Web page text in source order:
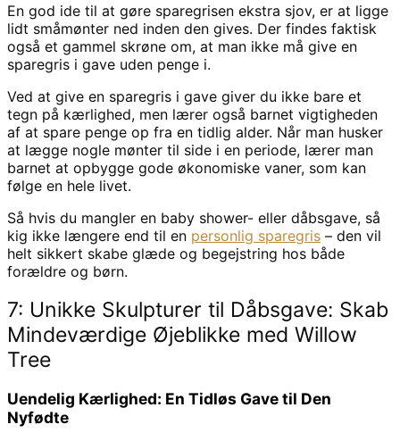
En god ide til at gøre sparegrisen ekstra sjov, er at ligge
lidt småmønter ned inden den gives. Der findes faktisk
også et gammel skrøne om, at man ikke må give en
sparegris i gave uden penge i.
Ved at give en sparegris i gave giver du ikke bare et
tegn på kærlighed, men lærer også barnet vigtigheden
af at spare penge op fra en tidlig alder. Når man husker
at lægge nogle mønter til side i en periode, lærer man
barnet at opbygge gode økonomiske vaner, som kan
følge en hele livet.
Så hvis du mangler en baby shower- eller dåbsgave, så
kig ikke længere end til en personlig sparegris – den vil
helt sikkert skabe glæde og begejstring hos både
forældre og børn.
7: Unikke Skulpturer til Dåbsgave: Skab
Mindeværdige Øjeblikke med Willow
Tree
Uendelig Kærlighed: En Tidløs Gave til Den
Nyfødte